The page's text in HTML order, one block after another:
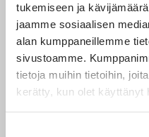
tukemiseen ja
jaamme sosiaalisen
alan kumppaneillemme
sivustoamme.
tietoja muihin tietoihin,
kerätty, kun olet käyttänyt
Tekstiili- ja muotialan
työehtosopimuksesta